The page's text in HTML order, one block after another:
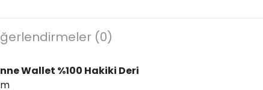
adet
(0)
Wallet %100 Hakiki Deri